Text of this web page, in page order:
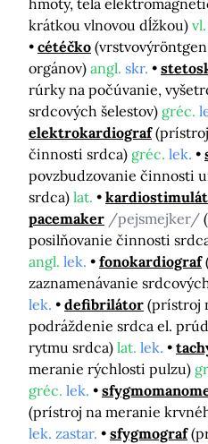
krátkou vlnovou dĺžkou)
cétéčko
orgánov) angl. skr.
rúrky na počúvanie,
srdcových šelestov) gréc.
elektrokardiograf
činnosti srdca) gréc. lek.
povzbudzovanie činnosti
srdca) lat.
pacemaker /pejsmejker/
posilňovanie činnosti
angl. lek. fonokardiograf
zaznamenávanie
lek.
defibrilátor (prístroj
podráždenie srdca el.
rytmu srdca) lat. lek.
meranie rýchlosti pulzu)
gréc. lek.
(prístroj na meranie
lek. zastar.
sfygmograf